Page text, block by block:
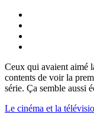
Ceux qui avaient aimé
contents de voir la
série. Ça semble aussi
Le cinéma et la